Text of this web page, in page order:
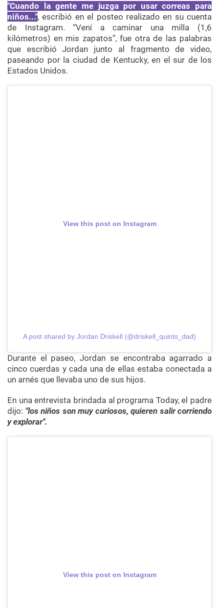
"Cuando la gente me juzga por usar correas para
niños...", escribió en el posteo realizado en su cuenta
de Instagram. “Vení a caminar una milla (1,6
kilómetros) en mis zapatos”, fue otra de las palabras
que escribió Jordan junto al fragmento de video,
paseando por la ciudad de Kentucky, en el sur de los
Estados Unidos.
View this post on Instagram
A post shared by Jordan Driskell (@driskell_quints_dad)
Durante el paseo, Jordan se encontraba agarrado a
cinco cuerdas y cada una de ellas estaba conectada a
un arnés que llevaba uno de sus hijos.
En una entrevista brindada al programa Today, el padre
dijo: "los niños son muy curiosos, quieren salir corriendo
y explorar".
View this post on Instagram